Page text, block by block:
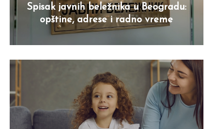
Spisak javnih beležnika u Beogradu:
opštine, adrese i radno vreme